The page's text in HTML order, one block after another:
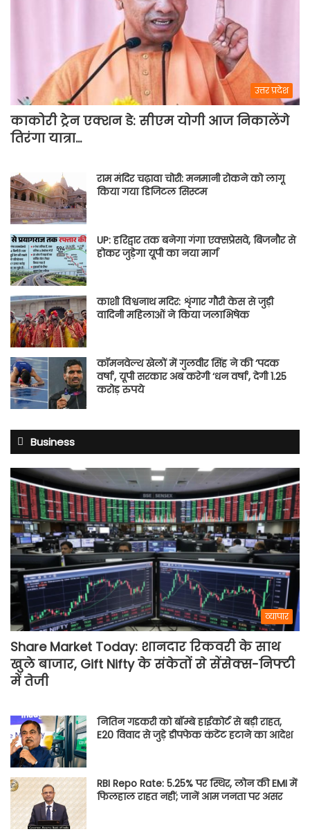
उत्तर प्रदेश
काकोरी ट्रेन एक्शन डे: सीएम योगी आज निकालेंगे
तिरंगा यात्रा…
राम मंदिर चढ़ावा चोरी: मनमानी रोकने को लागू
किया गया डिजिटल सिस्टम
UP: हरिद्वार तक बनेगा गंगा एक्सप्रेसवे, बिजनौर से
होकर जुड़ेगा यूपी का नया मार्ग
काशी विश्वनाथ मदिर: शृंगार गौरी केस से जुड़ी
वादिनी महिलाओं ने किया जलाभिषेक
कॉमनवेल्थ खेलों में गुलवीर सिंह ने की ‘पदक
वर्षा’, यूपी सरकार अब करेगी ‘धन वर्षा’, देगी 1.25
करोड़ रुपये
Business
व्यापार
Share Market Today: शानदार रिकवरी के साथ
खुले बाजार, Gift Nifty के संकेतों से सेंसेक्स-निफ्टी
में तेजी
नितिन गडकरी को बॉम्बे हाईकोर्ट से बड़ी राहत,
E20 विवाद से जुड़े डीपफेक कंटेंट हटाने का आदेश
RBI Repo Rate: 5.25% पर स्थिर, लोन की EMI में
फिलहाल राहत नहीं; जानें आम जनता पर असर